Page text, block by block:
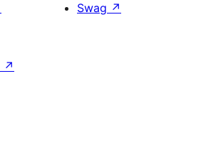
Swag ↗
↗